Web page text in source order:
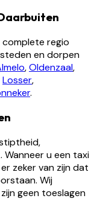
regio
en dorpen
,Oldenzaal,
Losser,
.
Wanneer u een taxi
zeker van zijn dat
Wij
geen toeslagen